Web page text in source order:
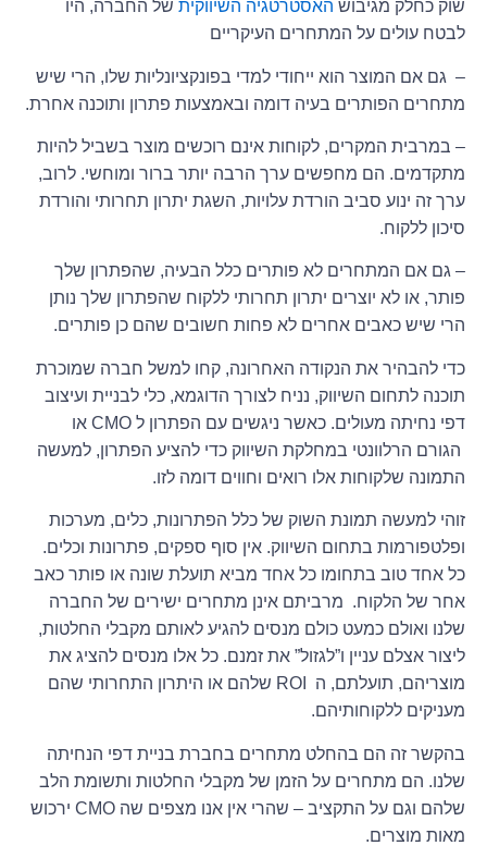
שוק כחלק מגיבוש האסטרטגיה השיווקיתשל החברה, היו
לבטח עולים על המתחרים העיקריים
– גם אם המוצר הוא ייחודי למדי בפונקציונליות שלו, הרי שיש
מתחרים הפותרים בעיה דומה ובאמצעות פתרון ותוכנה אחרת.
– במרבית המקרים, לקוחות אינם רוכשים מוצר בשביל להיות
מתקדמים. הם מחפשים ערך הרבה יותר ברור ומוחשי. לרוב,
ערך זה ינוע סביב הורדת עלויות, השגת יתרון תחרותי והורדת
סיכון ללקוח.
– גם אם המתחרים לא פותרים כלל הבעיה, שהפתרון שלך
פותר, או לא יוצרים יתרון תחרותי ללקוח שהפתרון שלך נותן
הרי שיש כאבים אחרים לא פחות חשובים שהם כן פותרים.
כדי להבהיר את הנקודה האחרונה, קחו למשל חברה שמוכרת
תוכנה לתחום השיווק, נניח לצורך הדוגמא, כלי לבניית ועיצוב
דפי נחיתה מעולים. כאשר ניגשים עם הפתרון ל CMO או
הגורם הרלוונטי במחלקת השיווק כדי להציע הפתרון, למעשה
התמונה שלקוחות אלו רואים וחווים דומה לזו.
זוהי למעשה תמונת השוק של כלל הפתרונות, כלים, מערכות
ופלטפורמות בתחום השיווק. אין סוף ספקים, פתרונות וכלים.
כל אחד טוב בתחומו כל אחד מביא תועלת שונה או פותר כאב
אחר של הלקוח. מרביתם אינן מתחרים ישירים של החברה
שלנו ואולם כמעט כולם מנסים להגיע לאותם מקבלי החלטות,
ליצור אצלם עניין ו”לגזול” את זמנם. כל אלו מנסים להציג את
מוצריהם, תועלתם, ה ROI שלהם או היתרון התחרותי שהם
מעניקים ללקוחותיהם.
בהקשר זה הם בהחלט מתחרים בחברת בניית דפי הנחיתה
שלנו. הם מתחרים על הזמן של מקבלי החלטות ותשומת הלב
שלהם וגם על התקציב – שהרי אין אנו מצפים שה CMO ירכוש
מאות מוצרים.